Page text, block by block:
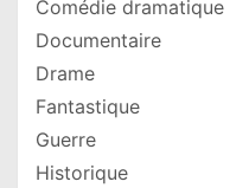
Comédie dramatique
Documentaire
Drame
Fantastique
Guerre
Historique